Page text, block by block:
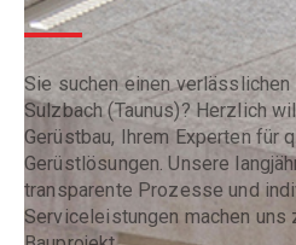
Sie suchen einen
Sulzbach (Taunus)? Herzlich
Gerüstbau, Ihrem Experten für
Gerüstlösungen. Unsere
transparente Prozesse und
Serviceleistungen machen uns